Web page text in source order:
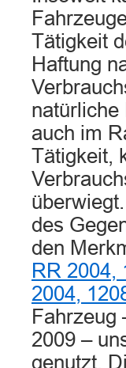
Tätigkeit
Haftung
natürliche
auch im
Tätigkeit,
des
den
RR 2004,
2004,
Fahrzeug
2009 –
genutzt.